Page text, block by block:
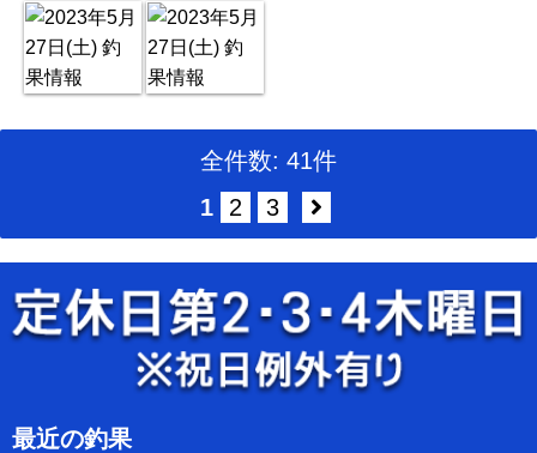
全件数: 41件
1
2 3
最近の釣果